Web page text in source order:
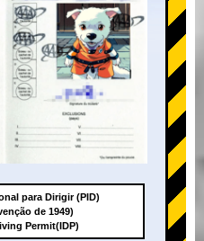
para Dirigir (PID)
de 1949)
Permit(IDP)